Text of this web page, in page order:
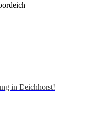
in Deichhorst!